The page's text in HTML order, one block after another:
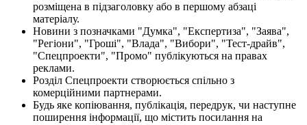
розміщена в підзаголовку або в першому абзаці
матеріалу.
Новини з позначками "Думка", "Експертиза", "Заява",
"Регіони", "Гроші", "Влада", "Вибори", "Тест-драйв",
"Спецпроекти", "Промо" публікуються на правах
реклами.
Розділ Спецпроекти створюється спільно з
комерційними партнерами.
Будь яке копіювання, публікація, передрук, чи наступне
поширення інформації, що містить посилання на